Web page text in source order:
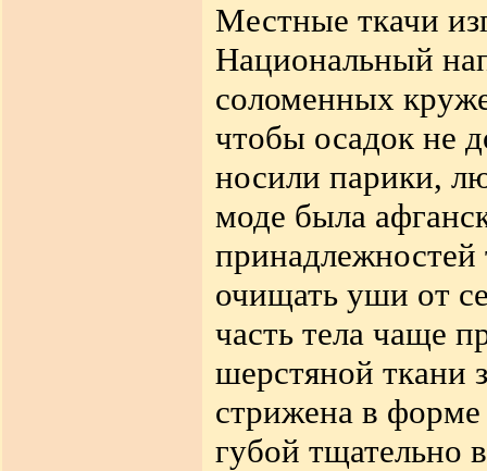
Местные ткачи
Национальный
соломенных
чтобы осадок не
носили парики,
моде была
принадлежностей
очищать уши от
часть тела чаще
шерстяной ткани
стрижена в форме
губой тщательно